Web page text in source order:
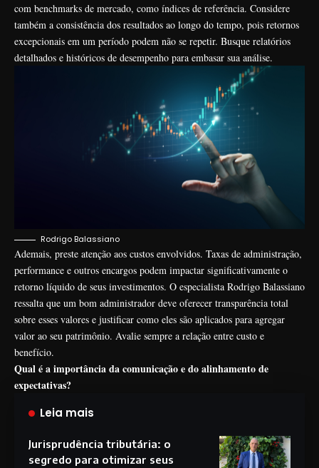
com benchmarks de mercado, como índices de referência. Considere
também a consistência dos resultados ao longo do tempo, pois retornos
excepcionais em um período podem não se repetir. Busque relatórios
detalhados e históricos de desempenho para embasar sua análise.
Rodrigo Balassiano
Ademais, preste atenção aos custos envolvidos. Taxas de administração,
performance e outros encargos podem impactar significativamente o
retorno líquido de seus investimentos. O especialista Rodrigo Balassiano
ressalta que um bom administrador deve oferecer transparência total
sobre esses valores e justificar como eles são aplicados para agregar
valor ao seu patrimônio. Avalie sempre a relação entre custo e
benefício.
Qual é a importância da comunicação e do alinhamento de
expectativas?
Leia mais
Jurisprudência tributária: o
segredo para otimizar seus